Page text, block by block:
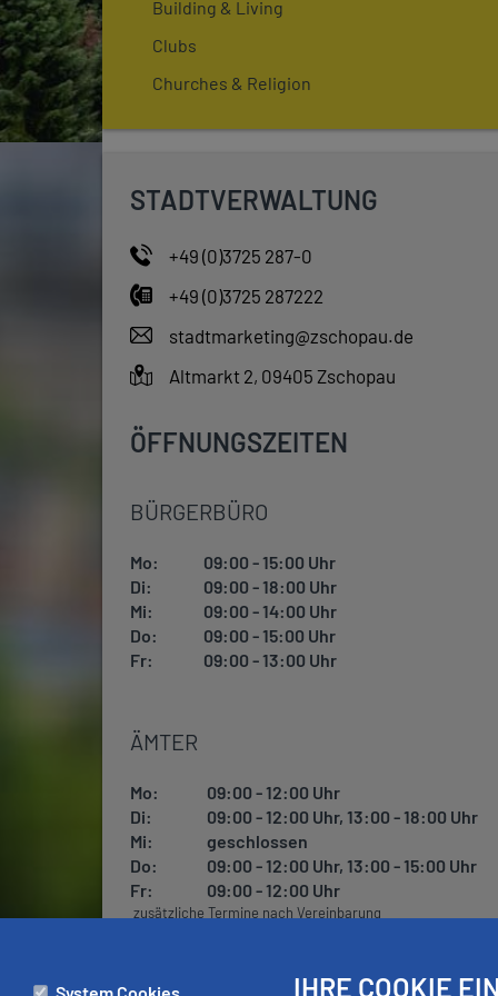
Building & Living
Clubs
Churches & Religion
STADTVERWALTUNG
+49 (0)3725 287-0
+49 (0)3725 287222
stadtmarketing@zschopau.de
Altmarkt 2, 09405 Zschopau
ÖFFNUNGSZEITEN
BÜRGERBÜRO
Mo:
09:00 - 15:00 Uhr
Di:
09:00 - 18:00 Uhr
Mi:
09:00 - 14:00 Uhr
Do:
09:00 - 15:00 Uhr
Fr:
09:00 - 13:00 Uhr
ÄMTER
Mo:
09:00 - 12:00 Uhr
Di:
09:00 - 12:00 Uhr, 13:00 - 18:00 Uhr
Mi:
geschlossen
Do:
09:00 - 12:00 Uhr, 13:00 - 15:00 Uhr
Fr:
09:00 - 12:00 Uhr
zusätzliche Termine nach Vereinbarung
IHRE COOKIE